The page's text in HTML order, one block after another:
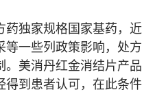
药独家规格国家基药，近
等一些列政策影响，处方
。美消丹红金消结片产品
得到患者认可，在此条件